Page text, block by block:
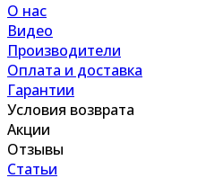
О нас
Видео
Производители
Оплата и доставка
Гарантии
Условия возврата
Акции
Отзывы
Статьи